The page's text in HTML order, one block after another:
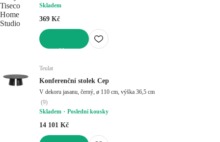
Skladem
369 Kč
Teulat
Konferenční stolek Cep
V dekoru jasanu, černý, ø 110 cm, výška 36,5 cm
(9)
Skladem
Poslední kousky
14 101 Kč